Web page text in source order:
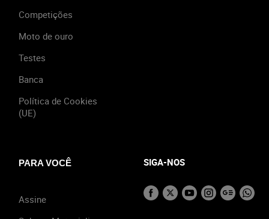
Competições
Moto de ouro
Testes
Banca
Política de Cookies
(UE)
PARA VOCÊ
Assine
SIGA-NOS